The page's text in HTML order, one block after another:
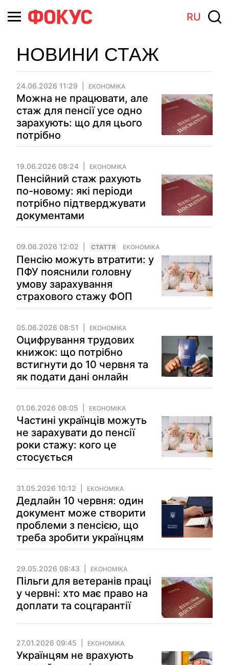
RU
НОВИНИ СТАЖ
24.06.2026 11:29 ЕКОНОМІКА
Можна не працювати, але
стаж для пенсії усе одно
зарахують: що для цього
потрібно
19.06.2026 08:24 ЕКОНОМІКА
Пенсійний стаж рахують
по-новому: які періоди
потрібно підтверджувати
документами
09.06.2026 12:02 СТАТТЯ ЕКОНОМІКА
Пенсію можуть втратити: у
ПФУ пояснили головну
умову зарахування
страхового стажу ФОП
05.06.2026 08:51 ЕКОНОМІКА
Оцифрування трудових
книжок: що потрібно
встигнути до 10 червня та
як подати дані онлайн
01.06.2026 08:05 ЕКОНОМІКА
Частині українців можуть
не зарахувати до пенсії
роки стажу: кого це
стосується
31.05.2026 10:12 ЕКОНОМІКА
Дедлайн 10 червня: один
документ може створити
проблеми з пенсією, що
треба зробити українцям
29.05.2026 08:43 ЕКОНОМІКА
Пільги для ветеранів праці
у червні: хто має право на
доплати та соцгарантії
27.01.2026 09:45 ЕКОНОМІКА
Українцям не врахують